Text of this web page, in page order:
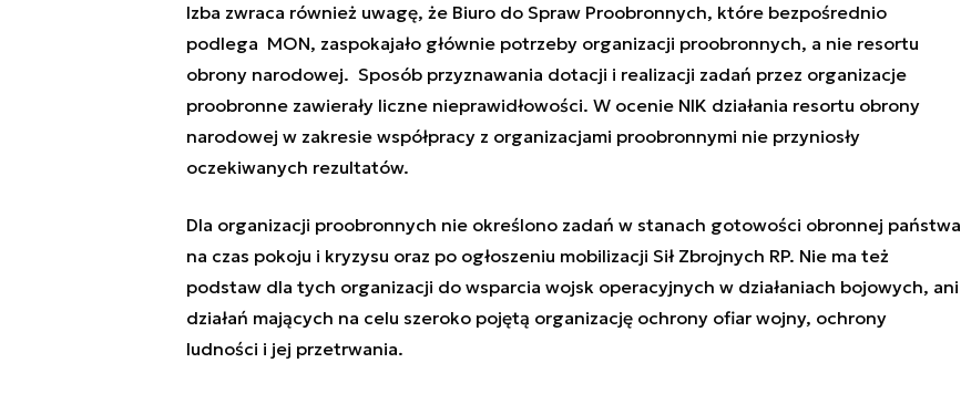
Izba zwraca również uwagę, że Biuro do Spraw Proobronnych, które bezpośrednio
podlega MON, zaspokajało głównie potrzeby organizacji proobronnych, a nie resortu
obrony narodowej. Sposób przyznawania dotacji i realizacji zadań przez organizacje
proobronne zawierały liczne nieprawidłowości. W ocenie NIK działania resortu obrony
narodowej w zakresie współpracy z organizacjami proobronnymi nie przyniosły
oczekiwanych rezultatów.
Dla organizacji proobronnych nie określono zadań w stanach gotowości obronnej państwa
na czas pokoju i kryzysu oraz po ogłoszeniu mobilizacji Sił Zbrojnych RP. Nie ma też
podstaw dla tych organizacji do wsparcia wojsk operacyjnych w działaniach bojowych, ani
działań mających na celu szeroko pojętą organizację ochrony ofiar wojny, ochrony
ludności i jej przetrwania.